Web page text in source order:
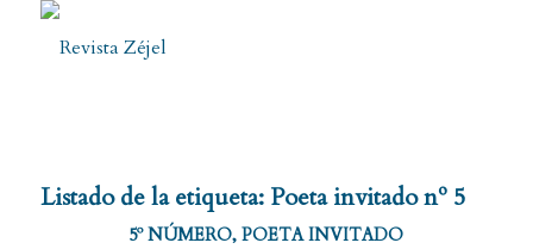
Listado de la etiqueta: Poeta invitado nº 5
5º NÚMERO,POETA INVITADO